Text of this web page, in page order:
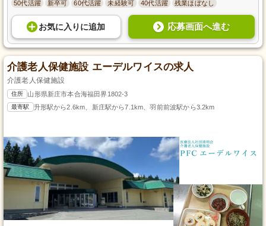
50代活躍 新卒可 60代活躍 未経験可 40代活躍 残業ほぼなし
お気に入り に追加 応募画面へ進む
介護老人保健施設 エーデルワイスの求人
介護老人保健施設
住所 山形県新庄市本合海福田界1802-3
最寄駅 升形駅から2.6km、新庄駅から7.1km、羽前前波駅から3.2km